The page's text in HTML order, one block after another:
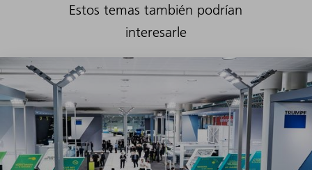
Estos temas también podrían
interesarle